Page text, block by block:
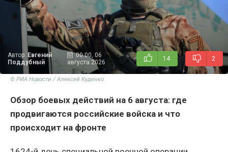
Автор: Евгений
Поддубный
00:00, 06
августа 2026
14 2
© РИА Новости / Алексей Куденко
Обзор боевых действий на 6 августа: где
продвигаются российские войска и что
происходит на фронте